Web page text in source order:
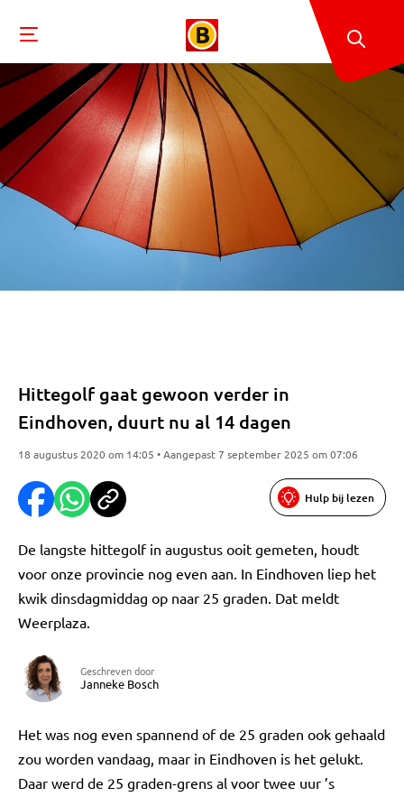
Hittegolf gaat gewoon verder in
Eindhoven, duurt nu al 14 dagen
18 augustus 2020 om 14:05 • Aangepast 7 september 2025 om 07:06
Hulp bij lezen
De langste hittegolf in augustus ooit gemeten, houdt
voor onze provincie nog even aan. In Eindhoven liep het
kwik dinsdagmiddag op naar 25 graden. Dat meldt
Weerplaza.
Geschreven door
Janneke Bosch
Het was nog even spannend of de 25 graden ook gehaald
zou worden vandaag, maar in Eindhoven is het gelukt.
Daar werd de 25 graden-grens al voor twee uur ’s